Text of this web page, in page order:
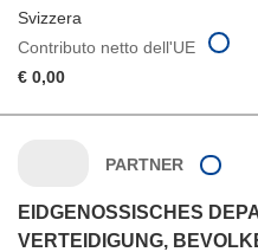
Svizzera
Contributo netto dell'UE
€ 0,00
PARTNER
EIDGENOSSISCHES
VERTEIDIGUNG,